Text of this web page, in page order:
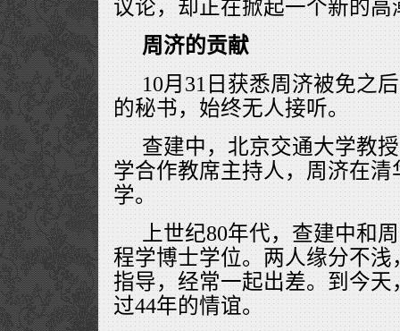
议论，却正在掀起一个新的高
周济的贡献
10月31日获悉周济被免之
的秘书，始终无人接听。
查建中，北京交通大学教
学合作教席主持人，周济在
学。
上世纪80年代，查建中和
程学博士学位。两人缘分不
指导，经常一起出差。到今
过44年的情谊。